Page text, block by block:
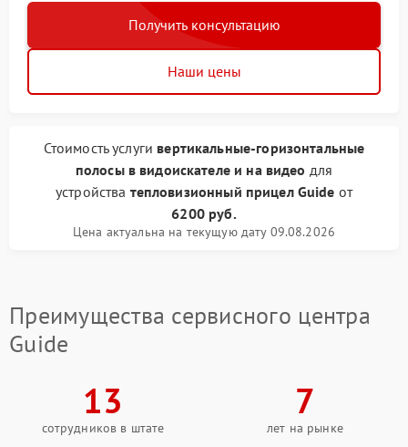
Получить консультацию
Наши цены
Стоимость услуги вертикальные-горизонтальные
полосы в видоискателе и на видео для
устройства тепловизионный прицел Guide от
6200 руб.
Цена актуальна на текущую дату 09.08.2026
Преимущества сервисного центра
Guide
13
сотрудников в штате
7
лет на рынке